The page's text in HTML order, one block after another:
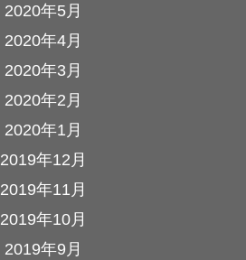
2020年5月
2020年4月
2020年3月
2020年2月
2020年1月
2019年12月
2019年11月
2019年10月
2019年9月